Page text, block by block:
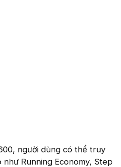
người dùng có thể truy
Running Economy, Step